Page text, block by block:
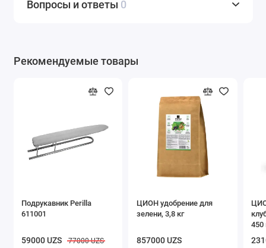
Вопросы и ответы 0
Рекомендуемые товары
Подрукавник Perilla
611001
59000 UZS 77000 UZS
ЦИОН удобрение для
зелени, 3,8 кг
857000 UZS
450